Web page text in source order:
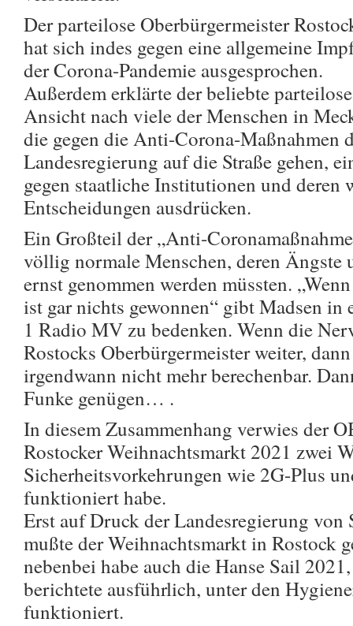
Der parteilose Oberbürgermeister
hat sich indes gegen eine allgemeine
der Corona-Pandemie ausgesprochen.
Außerdem erklärte der beliebte
Ansicht nach viele der Menschen in
die gegen die Anti-Corona-Maßnahmen
Landesregierung auf die Straße gehen,
gegen staatliche Institutionen und deren
Entscheidungen ausdrücken.
Ein Großteil der „Anti-
völlig normale Menschen, deren Ängste
ernst genommen werden müssten.
ist gar nichts gewonnen“ gibt Madsen
1 Radio MV zu bedenken. Wenn die
Rostocks Oberbürgermeister weiter,
irgendwann nicht mehr berechenbar.
Funke genügen… .
In diesem Zusammenhang verwies der
Rostocker Weihnachtsmarkt 2021 zwei
Sicherheitsvorkehrungen wie 2G-Plus
funktioniert habe.
Erst auf Druck der Landesregierung
mußte der Weihnachtsmarkt in Rostock
nebenbei habe auch die Hanse Sail
berichtete ausführlich, unter den
funktioniert.